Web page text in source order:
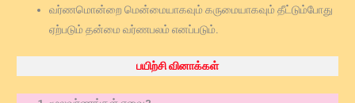
வர்ணமொன்றை மென்மையாகவும் கருமையாகவும் தீட்டும்போது
ஏற்படும் தன்மை வர்ணபலம் எனப்படும்.
பயிற்சி வினாக்கள்